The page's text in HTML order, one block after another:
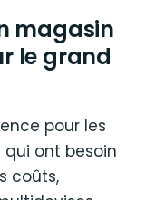
magasin
le grand
pour les
ont besoin
coûts,